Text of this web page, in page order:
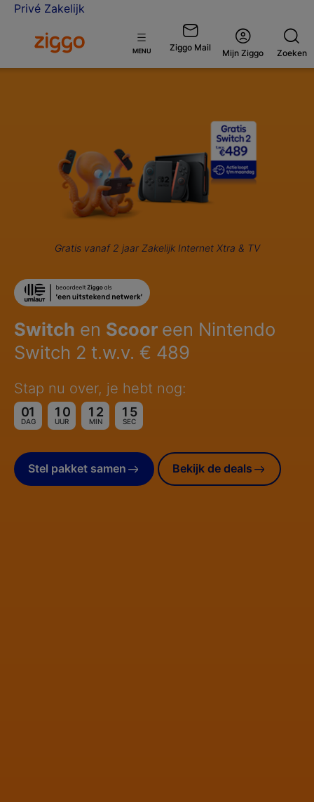
Privé Zakelijk
Ga naar de Ziggo Zakelijk homepage
MENU Ziggo Mail Open
Mijn Ziggo
Zoeken
Switch en Scoor een Nintendo
Switch 2 t.w.v. € 489
Stap nu over, je hebt nog:
01
DAG
DAG
1 0
UUR
UUR
1 2
MINUTEN
MIN
1 4
SECONDEN
SEC
Stel pakket samen Bekijk de deals
Gratis vanaf 2 jaar Zakelijk Internet Xtra & TV